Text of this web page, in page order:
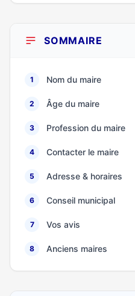
SOMMAIRE
1 Nom du maire
2 Âge du maire
3 Profession du maire
4 Contacter le maire
5 Adresse & horaires
6 Conseil municipal
7 Vos avis
8 Anciens maires